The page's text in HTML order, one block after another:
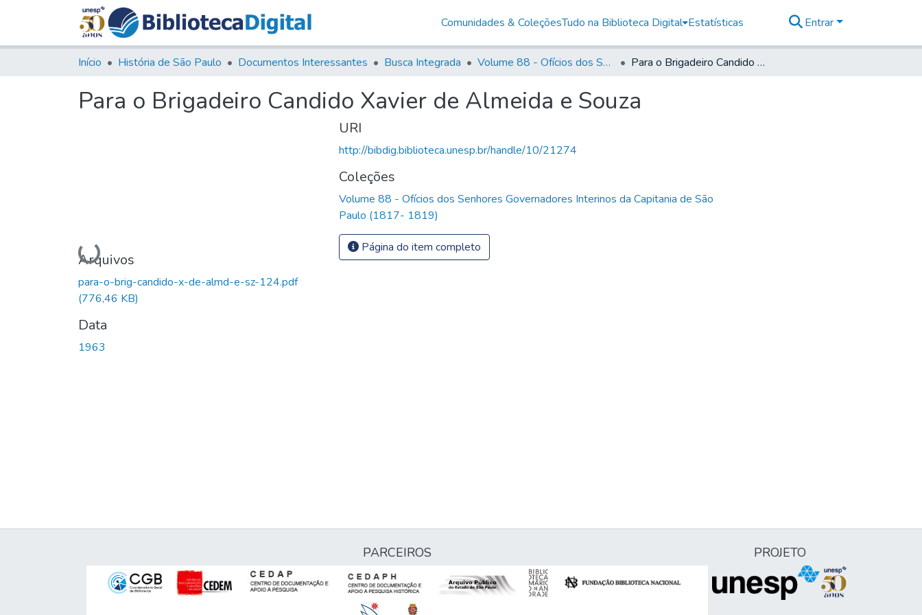
Comunidades & ColeçõesTudo na Biblioteca Digital Estatísticas Entrar
Início História de São Paulo Documentos Interessantes Busca Integrada Volume 88 - Ofícios dos Senhores Governadores Interinos da Capitania de São Paulo (1817- 1819) Para o Brigadeiro Candido Xavier de Almeida e Souza
Para o Brigadeiro Candido Xavier de Almeida e Souza
Carregando...
Arquivos
para-o-brig-candido-x-de-almd-e-sz-124.pdf
(776,46 KB)
Data
1963
URI
http://bibdig.biblioteca.unesp.br/handle/10/21274
Coleções
Volume 88 - Ofícios dos Senhores Governadores Interinos da Capitania de São
Paulo (1817- 1819)
Página do item completo
PARCEIROS PROJETO